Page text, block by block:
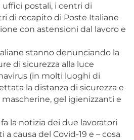
uffici postali, i centri di
di recapito di Poste Italiane
con astensioni dal lavoro e
stanno denunciando la
di sicurezza alla luce
(in molti luoghi di
la distanza di sicurezza e
mascherine, gel igienizzanti e
la notizia dei due lavoratori
causa del Covid-19 e – cosa